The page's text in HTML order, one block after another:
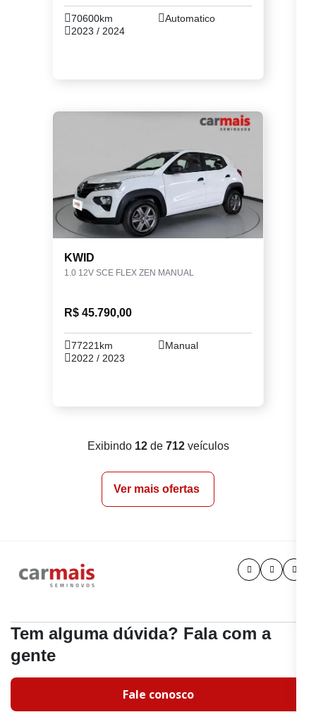
70600km
Automatico
2023 / 2024
KWID
1.0 12V SCE FLEX ZEN MANUAL
R$ 45.790,00
77221km
Manual
2022 / 2023
Exibindo 12de 712veículos
Ver mais ofertas
Tem alguma dúvida? Fala com a
gente
Fale conosco